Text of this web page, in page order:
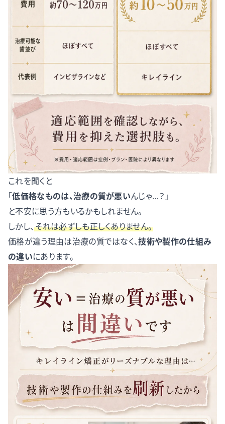
これを聞くと
「低価格なものは、治療の質が悪いんじゃ…？」
と不安に思う方もいるかもしれません。
しかし、それは必ずしも正しくありません。
価格が違う理由は治療の質ではなく、技術や製作の仕組み
の違いにあります。